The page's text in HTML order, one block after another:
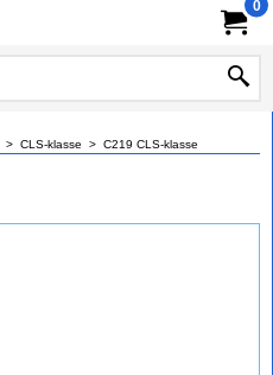
0
> CLS-klasse > C219 CLS-klasse